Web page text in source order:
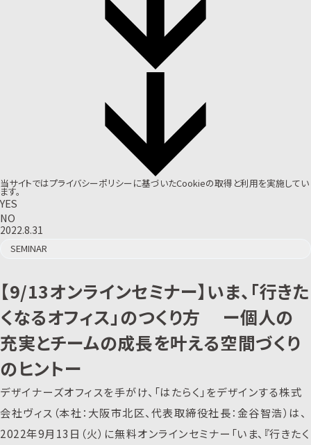
当サイトではプライバシーポリシーに基づいたCookieの取得と利用を実施してい
ます。
YES
NO
2022.8.31
SEMINAR
【9/13オンラインセミナー】いま、「行きた
くなるオフィス」のつくり方 ー個人の
充実とチームの成長を叶える空間づくり
のヒントー
デザイナーズオフィスを手がけ、「はたらく」をデザインする株式
会社ヴィス（本社：大阪市北区、代表取締役社長：金谷智浩）は、
2022年9月13日（火）に無料オンラインセミナー「いま、『行きたく